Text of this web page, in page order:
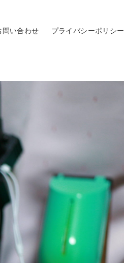
い合わせ プライバシーポリシー